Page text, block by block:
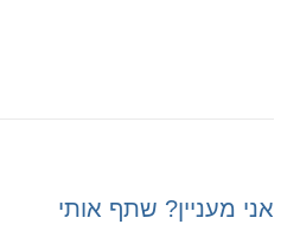
אני מעניין? שתף אותי